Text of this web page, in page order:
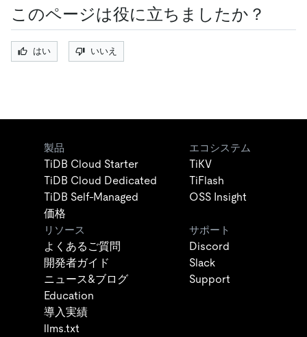
このページは役に立ちましたか？
はい いいえ
製品
TiDB Cloud Starter
TiDB Cloud Dedicated
TiDB Self-Managed
価格
エコシステム
TiKV
TiFlash
OSS Insight
リソース
よくあるご質問
開発者ガイド
ニュース&ブログ
Education
導入実績
llms.txt
サポート
Discord
Slack
Support